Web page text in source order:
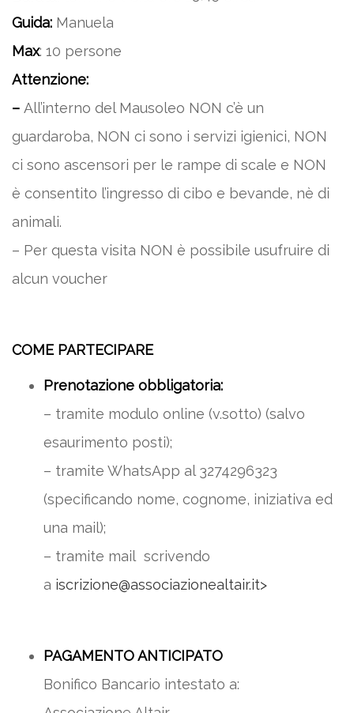
Guida: Manuela
Max: 10 persone
Attenzione:
– All’interno del Mausoleo NON c’è un
guardaroba, NON ci sono i servizi igienici, NON
ci sono ascensori per le rampe di scale e NON
è consentito l’ingresso di cibo e bevande, nè di
animali.
– Per questa visita NON è possibile usufruire di
alcun voucher
COME PARTECIPARE
Prenotazione obbligatoria:
– tramite modulo online (v.sotto) (salvo
esaurimento posti);
– tramite WhatsApp al 3274296323
(specificando nome, cognome, iniziativa ed
una mail);
– tramite mail scrivendo
a iscrizione@associazionealtair.it>
PAGAMENTO ANTICIPATO
Bonifico Bancario intestato a: